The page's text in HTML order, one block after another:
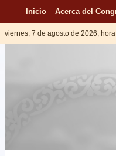
Inicio Acerca del
viernes, 7 de agosto de 2026,